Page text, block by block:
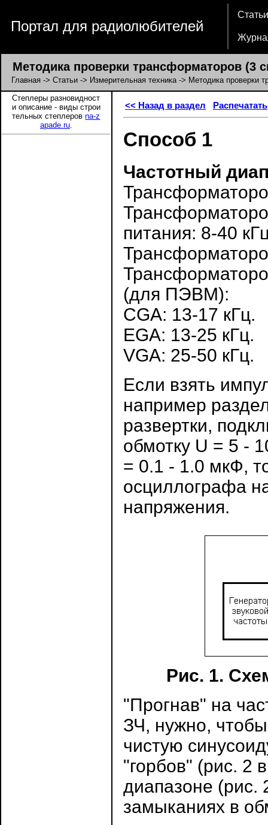
Портал для радиолюбителей
Статьи
Методика проверки трансформаторов (3
Главная -> Статьи -> Измерительная техника-> Методика проверки
Степлеры разновидност
и описание - виды строи
тельных степлеровna-z
apade.ru.
<< Назад в раздел Распечатать
Способ 1
Частотный
питания: 8-40
(для ПЭВМ):
CGA: 13-17 кГц.
EGA: 13-25 кГц.
VGA: 25-50 кГц.
Если взять
например
развертки,
обмотку U = 5 -
= 0.1 - 1.0 мкФ,
осциллографа
напряжения.
Рис. 1.
"Прогнав" на
ЗЧ, нужно,
чистую
"горбов" (рис. 2
диапазоне (рис.
замыканиях в